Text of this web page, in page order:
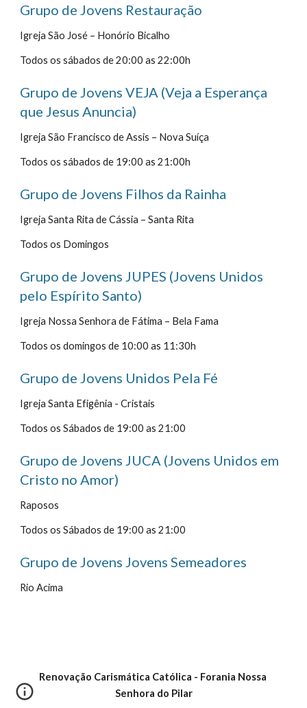
Grupo de Jovens Restauração
Igreja São José – Honório Bicalho
Todos os sábados de 20:00 as 22:00h
Grupo de Jovens VEJA (Veja a Esperança
que Jesus Anuncia)
Igreja São Francisco de Assis – Nova Suíça
Todos os sábados de 19:00 as 21:00h
Grupo de Jovens Filhos da Rainha
Igreja Santa Rita de Cássia – Santa Rita
Todos os Domingos
Grupo de Jovens JUPES (Jovens Unidos
pelo Espírito Santo)
Igreja Nossa Senhora de Fátima – Bela Fama
Todos os domingos de 10:00 as 11:30h
Grupo de Jovens Unidos Pela Fé
Igreja Santa Efigênia - Cristais
Todos os Sábados de 19:00 as 21:00
Grupo de Jovens JUCA (Jovens Unidos em
Cristo no Amor)
Raposos
Todos os Sábados de 19:00 as 21:00
Grupo de Jovens Jovens Semeadores
Rio Acima
Renovação Carismática Católica - Forania Nossa
Senhora do Pilar